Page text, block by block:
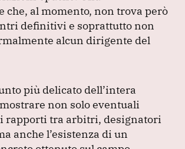
che, al momento, non trova però
definitivi e soprattutto non
alcun dirigente del
più delicato dell’intera
non solo eventuali
rapporti tra arbitri, designatori
anche l’esistenza di un